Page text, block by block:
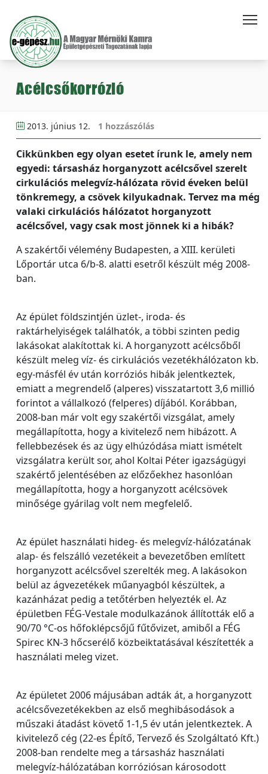
Acélcsőkorrózió
2013. június 12. 1 hozzászólás
Cikkünkben egy olyan esetet írunk le, amely nem
egyedi: társasház horganyzott acélcsővel szerelt
cirkulációs melegvíz-hálózata rövid éveken belül
tönkremegy, a csövek kilyukadnak. Tervez ma még
valaki cirkulációs hálózatot horganyzott
acélcsővel, vagy csak most jönnek ki a hibák?
A szakértői vélemény Budapesten, a XIII. kerületi
Lőportár utca 6/b-8. alatti esetről készült még 2008-
ban.
Az épület földszintjén üzlet-, iroda- és
raktárhelyiségek találhatók, a többi szinten pedig
lakásokat alakítottak ki. A horganyzott acélcsőből
készült meleg víz- és cirkulációs vezetékhálózaton kb.
egy-másfél év után korróziós hibák jelentkeztek,
emiatt a megrendelő (alperes) visszatartott 3,6 millió
forintot a vállalkozó (felperes) díjából. Korábban,
2008-ban már volt egy szakértői vizsgálat, amely
megállapította, hogy a kivitelező nem hibázott. A
fellebbezések és az ügy elhúzódása miatt ismételt
vizsgálatra került sor, ahol Koltai Péter igazságügyi
szakértő jelentésében az előzőekhez hasonlóan
megállapította, hogy a horganyzott acélcsövek
minősége gyárilag volt nem megfelelő.
Az épület használati hideg- és melegvíz-hálózatának
alap- és felszálló vezetékeit a bevezetőben említett
horganyzott acélcsővel szerelték meg. A lakásokon
belül az ágvezetékek műanyagból készültek, a
kazánházat pedig a tetőtérben helyezték el. Az
épületben FÉG-Vestale modulkazánok állították elő a
90/70 °C-os hőfoklépcsőjű fűtővizet, amiből a FÉG
Spirec KN-3 hőcserélő közbeiktatásával készítették a
használati meleg vizet.
Az épületet 2006 májusában adták át, a horganyzott
acélcsővezetékekben az első meghibásodások a
műszaki átadást követő 1-1,5 év után jelentkeztek. A
kivitelező cég (22-es Építő, Tervező és Szolgáltató Kft.)
2008-ban rendelte meg a társasház használati
melegvíz-hálózatában korróziósan károsodott